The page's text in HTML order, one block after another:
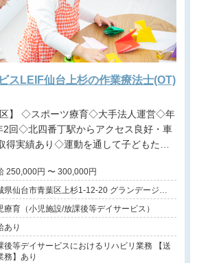
スLEIF仙台上杉の作業療法士(OT)
運営◇年
回◇北四番丁駅からアクセス良好・車
得実績あり◇運動を通して子どもたち
月給 250,000円 〜 300,000円
県仙台市青葉区上杉1-12-20 グランデージ上
療育（小児施設/放課後等デイサービス）
あり
後等デイサービスにおけるリハビリ業務 【送
務】あり